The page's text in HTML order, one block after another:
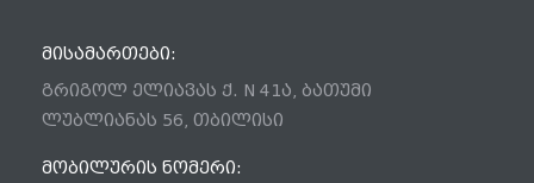
ᲛᲘᲡᲐᲛᲐᲠᲗᲔᲑᲘ:
გრიგოლ ელიავას ქ. N 41ა, ბათუმი
ლუბლიანას 56, თბილისი
ᲛᲝᲑᲘᲚᲣᲠᲘᲡ ᲜᲝᲛᲔᲠᲘ: